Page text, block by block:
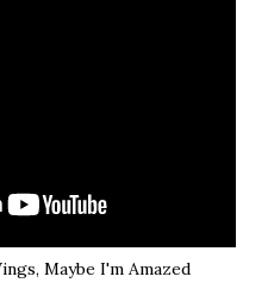
Maybe I'm Amazed